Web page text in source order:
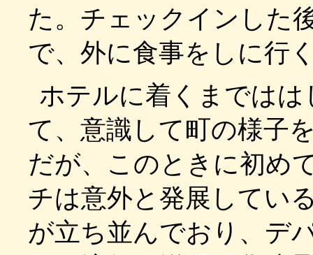
た。チェックインした
で、外に食事をしに行
ホテルに着くまでは
て、意識して町の様子
だが、このときに初め
チは意外と発展してい
が立ち並んでおり、デ